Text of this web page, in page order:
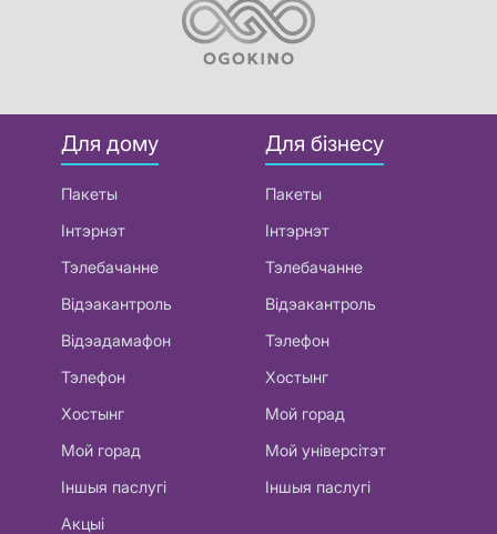
Для дому
Пакеты
Інтэрнэт
Тэлебачанне
Відэакантроль
Відэадамафон
Тэлефон
Хостынг
Мой горад
Іншыя паслугі
Акцыі
Для бізнесу
Пакеты
Інтэрнэт
Тэлебачанне
Відэакантроль
Тэлефон
Хостынг
Мой горад
Мой універсітэт
Іншыя паслугі